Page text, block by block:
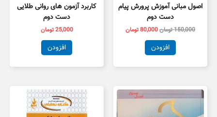
اصول مبانی آموزش پرورش پیام
دست دوم
150,000تومان80,000تومان
افزودن
کاربرد آزمون های روانی طلایی
دست دوم
25,000تومان
افزودن